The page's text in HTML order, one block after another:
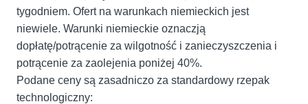
tygodniem. Ofert na warunkach niemieckich jest
niewiele. Warunki niemieckie oznaczją
dopłatę/potrącenie za wilgotność i zanieczyszczenia i
potrącenie za zaolejenia poniżej 40%.
Podane ceny są zasadniczo za standardowy rzepak
technologiczny: